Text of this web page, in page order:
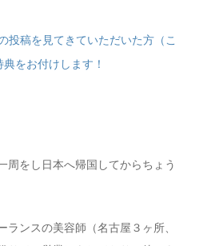
投稿を見てきていただいた方（こ
をお付けします！
周をし日本へ帰国してからちょう
ランスの美容師（名古屋３ヶ所、